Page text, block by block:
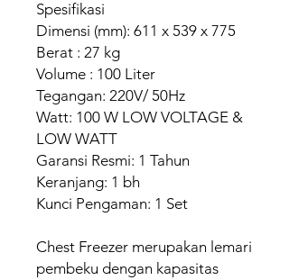
Spesifikasi
Dimensi (mm): 611 x 539 x 775
Berat : 27 kg
Volume : 100 Liter
Tegangan: 220V/ 50Hz
Watt: 100 W LOW VOLTAGE &
LOW WATT
Garansi Resmi: 1 Tahun
Keranjang: 1 bh
Kunci Pengaman: 1 Set
Chest Freezer merupakan lemari
pembeku dengan kapasitas